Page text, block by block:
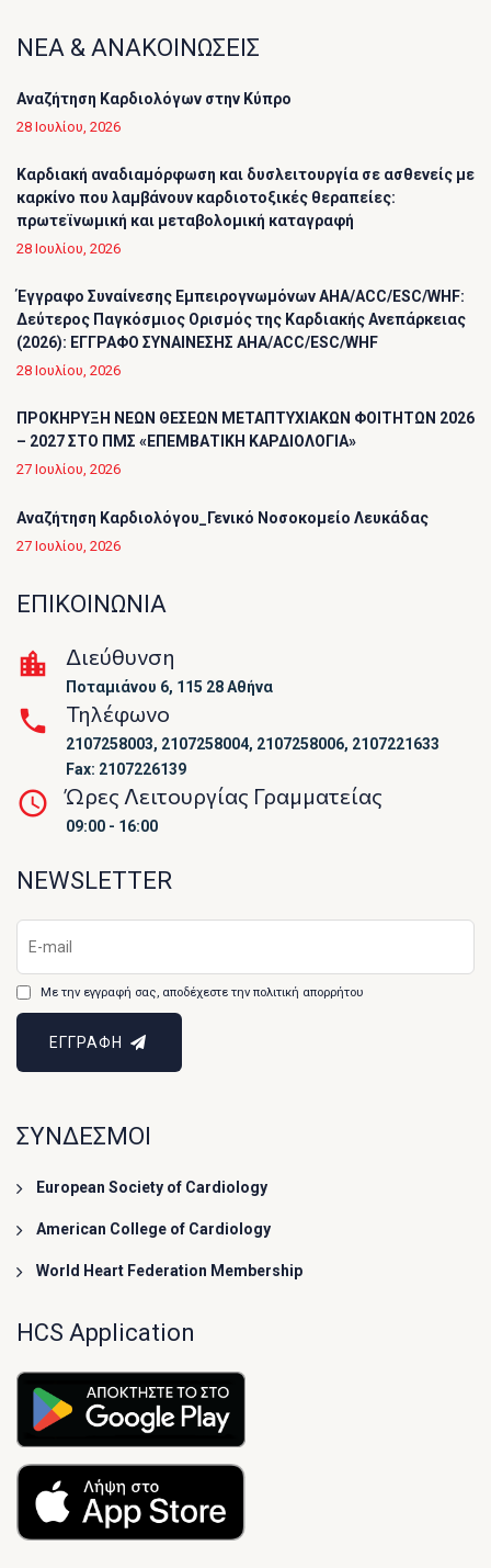
ΝΕΑ & ΑΝΑΚΟΙΝΩΣΕΙΣ
Αναζήτηση Καρδιολόγων στην Κύπρο
28 Ιουλίου, 2026
Καρδιακή αναδιαμόρφωση και δυσλειτουργία σε ασθενείς με
καρκίνο που λαμβάνουν καρδιοτοξικές θεραπείες:
πρωτεϊνωμική και μεταβολομική καταγραφή
28 Ιουλίου, 2026
Έγγραφο Συναίνεσης Εμπειρογνωμόνων AHA/ACC/ESC/WHF:
Δεύτερος Παγκόσμιος Ορισμός της Καρδιακής Ανεπάρκειας
(2026): ΕΓΓΡΑΦΟ ΣΥΝΑΙΝΕΣΗΣ AHA/ACC/ESC/WHF
28 Ιουλίου, 2026
ΠΡΟΚΗΡΥΞΗ ΝΕΩΝ ΘΕΣΕΩΝ ΜΕΤΑΠΤΥΧΙΑΚΩΝ ΦΟΙΤΗΤΩΝ 2026
– 2027 ΣΤΟ ΠΜΣ «ΕΠΕΜΒΑΤΙΚΗ ΚΑΡΔΙΟΛΟΓΙΑ»
27 Ιουλίου, 2026
Αναζήτηση Καρδιολόγου_Γενικό Νοσοκομείο Λευκάδας
27 Ιουλίου, 2026
ΕΠΙΚΟΙΝΩΝΙΑ
Διεύθυνση
Ποταμιάνου 6, 115 28 Αθήνα
Τηλέφωνο
2107258003, 2107258004, 2107258006, 2107221633
Fax: 2107226139
Ώρες Λειτουργίας Γραμματείας
09:00 - 16:00
NEWSLETTER
Με την εγγραφή σας, αποδέχεστε την πολιτική απορρήτου
ΕΓΓΡΑΦΗ
ΣΥΝΔΕΣΜΟΙ
European Society of Cardiology
American College of Cardiology
World Heart Federation Membership
HCS Application